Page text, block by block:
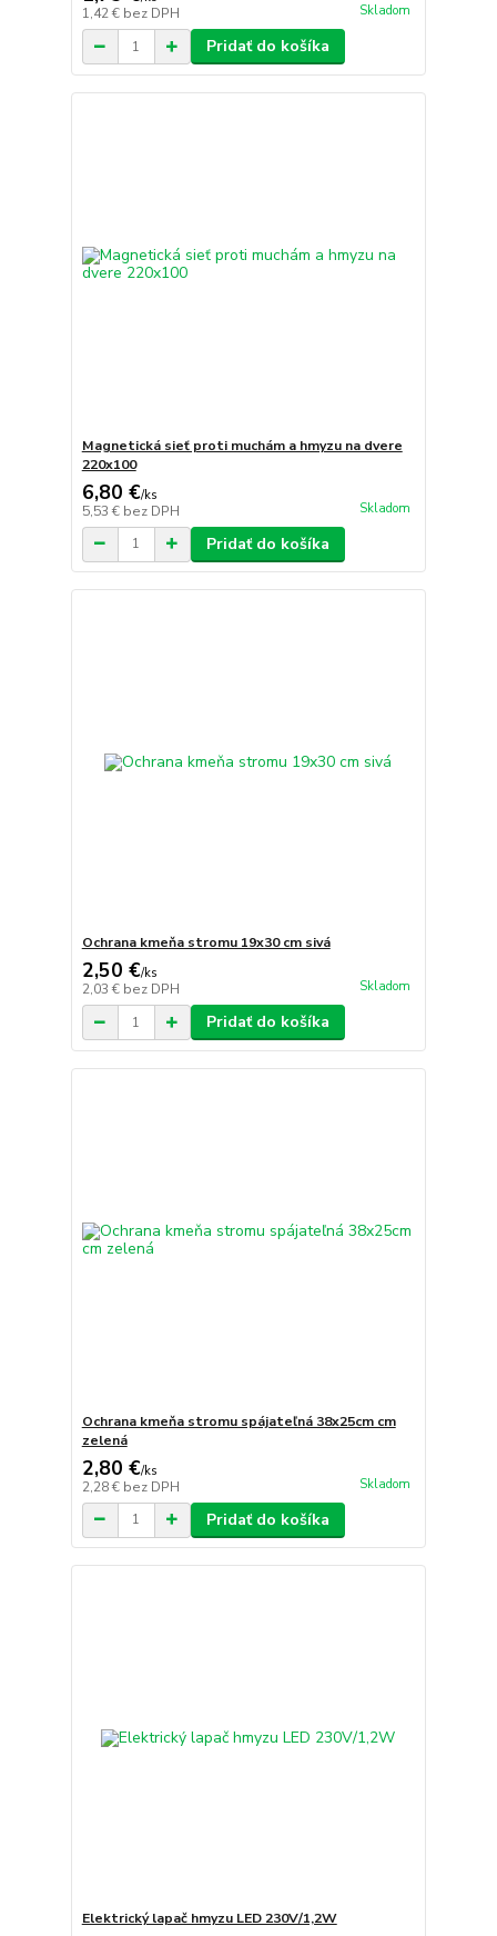
1,42 € bez DPH Skladom
Pridať do košíka
Magnetická sieť proti muchám a hmyzu na dvere
220x100
6,80 €/ks
5,53 € bez DPH Skladom
Pridať do košíka
Ochrana kmeňa stromu 19x30 cm sivá
2,50 €/ks
2,03 € bez DPH Skladom
Pridať do košíka
Ochrana kmeňa stromu spájateľná 38x25cm cm
zelená
2,80 €/ks
2,28 € bez DPH Skladom
Pridať do košíka
Elektrický lapač hmyzu LED 230V/1,2W